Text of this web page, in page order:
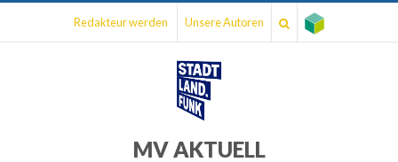
Redakteur werden Unsere Autoren
MV AKTUELL